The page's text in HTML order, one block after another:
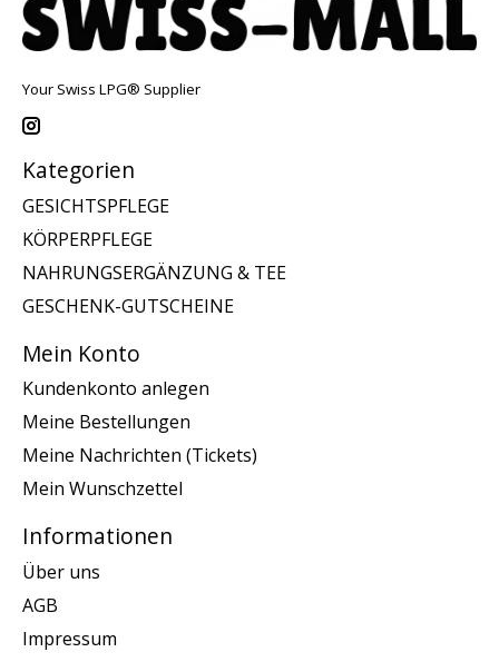
Your Swiss LPG® Supplier
Kategorien
GESICHTSPFLEGE
KÖRPERPFLEGE
NAHRUNGSERGÄNZUNG & TEE
GESCHENK-GUTSCHEINE
Mein Konto
Kundenkonto anlegen
Meine Bestellungen
Meine Nachrichten (Tickets)
Mein Wunschzettel
Informationen
Über uns
AGB
Impressum